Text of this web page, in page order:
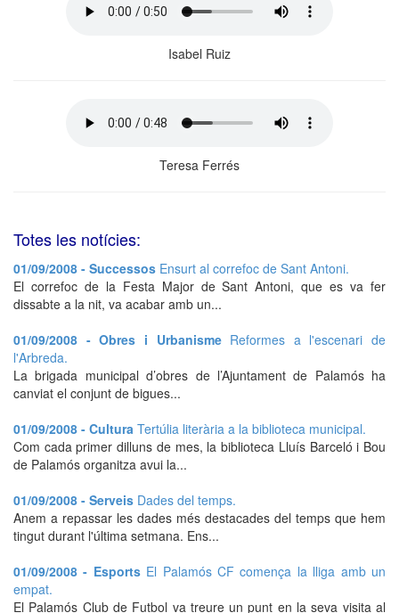
Isabel Ruiz
Teresa Ferrés
Totes les notícies:
01/09/2008 - Successos Ensurt al correfoc de Sant Antoni.
El correfoc de la Festa Major de Sant Antoni, que es va fer
dissabte a la nit, va acabar amb un...
01/09/2008 - Obres i Urbanisme Reformes a l'escenari de
l'Arbreda.
La brigada municipal d’obres de l’Ajuntament de Palamós ha
canviat el conjunt de bigues...
01/09/2008 - Cultura Tertúlia literària a la biblioteca municipal.
Com cada primer dilluns de mes, la biblioteca Lluís Barceló i Bou
de Palamós organitza avui la...
01/09/2008 - Serveis Dades del temps.
Anem a repassar les dades més destacades del temps que hem
tingut durant l'última setmana. Ens...
01/09/2008 - Esports El Palamós CF comença la lliga amb un
empat.
El Palamós Club de Futbol va treure un punt en la seva visita al